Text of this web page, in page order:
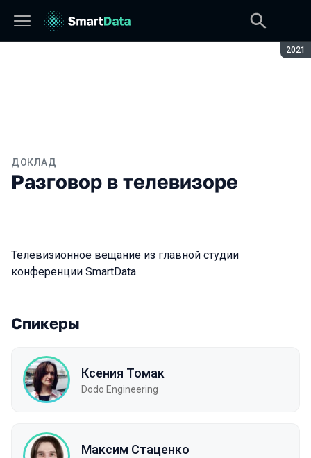
2021
ДОКЛАД
Разговор в телевизоре
Телевизионное вещание из главной студии
конференции SmartData.
Спикеры
Ксения Томак
Dodo Engineering
Максим Стаценко